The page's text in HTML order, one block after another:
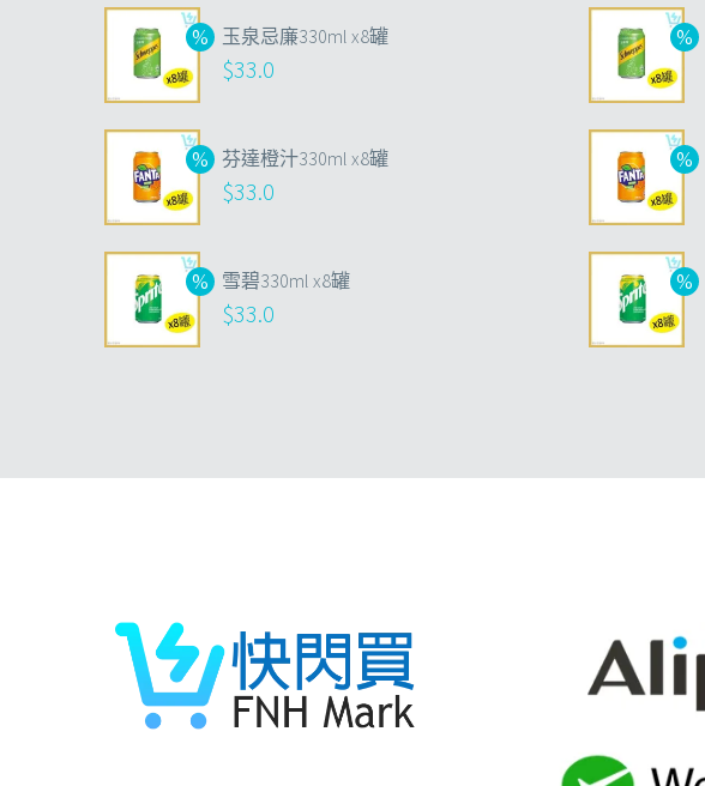
玉泉忌廉330ml x8罐
$33.0
芬達橙汁330ml x8罐
$33.0
雪碧330ml x8罐
$33.0